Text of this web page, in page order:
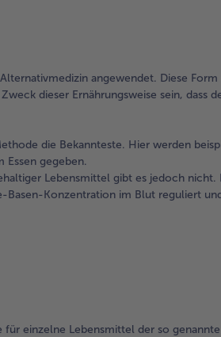
angewendet. Diese Form
dieser Ernährungsweise sein, dass
die Bekannteste. Hier werden
Essen gegeben.
Lebensmittel gibt es jedoch nicht.
Basen-Konzentration im Blut reguliert
einzelne Lebensmittel der so genannte